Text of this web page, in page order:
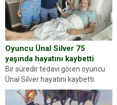
Oyuncu Ünal Silver 75
yaşında hayatını kaybetti
Bir süredir tedavi gören oyuncu
Ünal Silver hayatını kaybetti.
Haberi, oyuncunun menajerlik
ajansı duyurdu. Renda Güner,